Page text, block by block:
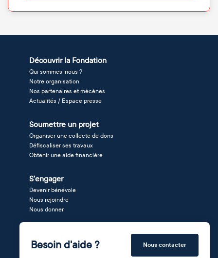
Découvrir la Fondation
Qui sommes-nous ?
Notre organisation
Nos partenaires et mécènes
Actualités / Espace presse
Soumettre un projet
Organiser une collecte de dons
Défiscaliser ses travaux
Obtenir une aide financière
S'engager
Devenir bénévole
Nous rejoindre
Nous donner
Besoin d'aide ? Nous contacter